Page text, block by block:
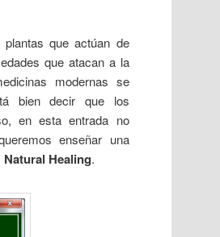
que actúan de
que atacan a la
modernas se
bien decir que los
en esta entrada no
enseñar una
Natural Healing.